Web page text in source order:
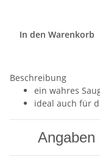
In den Warenkorb
Beschreibung
ein wahres
ideal auch für
Angaben